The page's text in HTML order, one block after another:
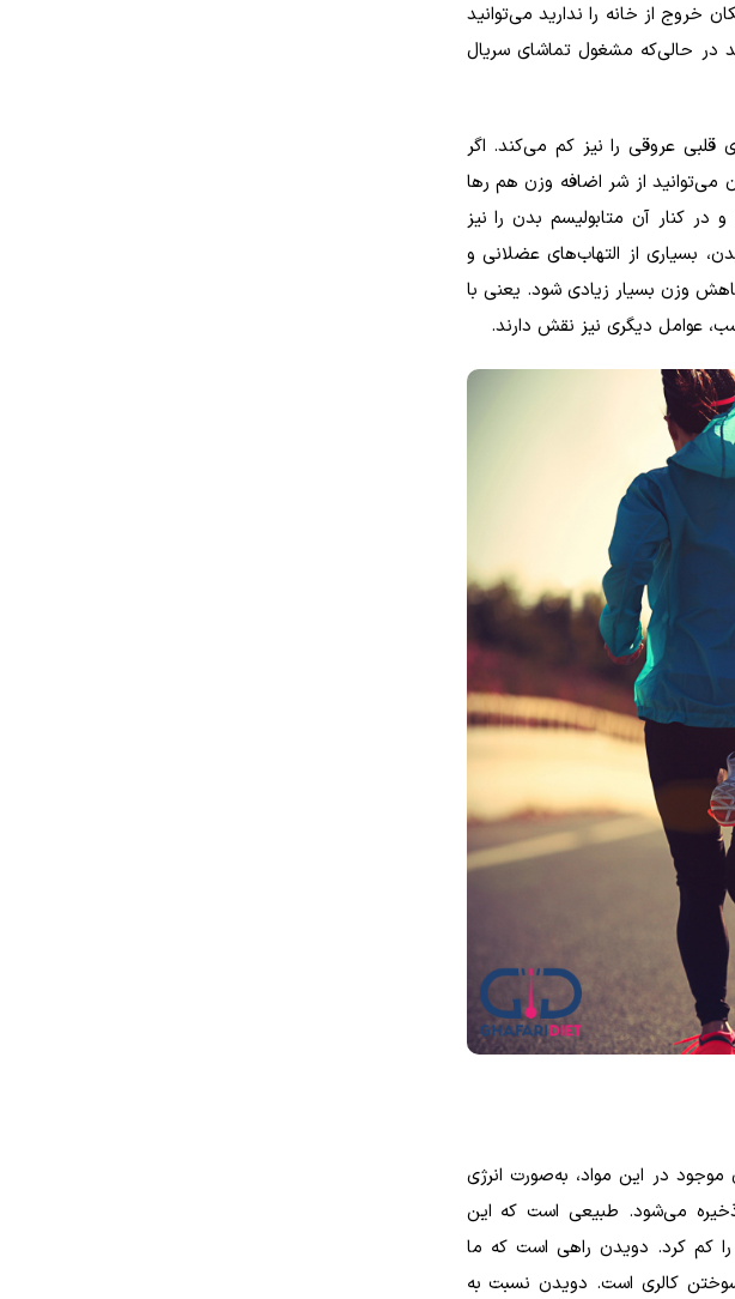
خروج از خانه را ندارید می‌توانید
در حالی‌که مشغول تماشای سریال
قلبی عروقی را نیز کم می‌کند. اگر
می‌‌توانید از شر اضافه وزن هم رها
کنار آن متابولیسم بدن را نیز
بسیاری از التهاب‌های عضلانی و
وزن بسیار زیادی شود. یعنی با
عوامل دیگری نیز نقش دارند.
در این مواد، به‌صورت انرژی
می‌شود. طبیعی است که این
کم کرد. دویدن راهی است که ما
کالری است. دویدن نسبت به